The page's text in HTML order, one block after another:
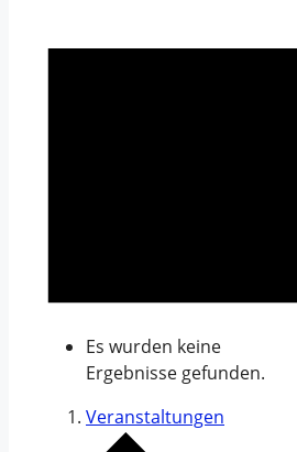
Es wurden keine
Ergebnisse gefunden.
Veranstaltungen